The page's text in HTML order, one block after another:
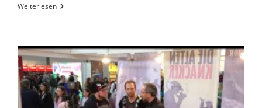
Weiterlesen